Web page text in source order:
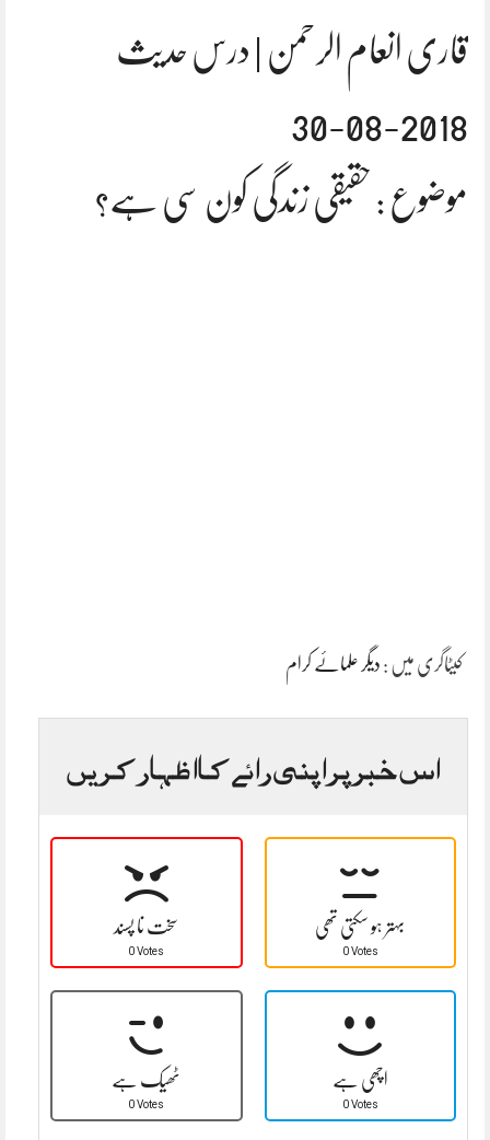
قاری انعام الرحمن | درس حدیث
2018-08-30
موضوع : حقیقی زندگی کون سی ہے؟
کیٹاگری میں : دیگر علمائے کرام
اس خبر پر اپنی رائے کا اظہار کریں
سخت نا پسند
0 Votes
بہتر ہو سکتی تھی
0 Votes
ٹھیک ہے
0 Votes
اچھی ہے
0 Votes